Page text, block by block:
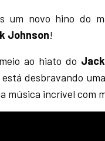
um novo hino do
Johnson!
ao hiato do
está desbravando
música incrível com